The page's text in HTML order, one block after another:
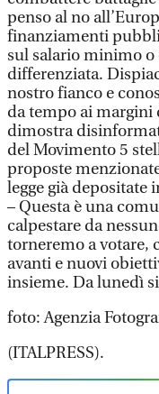
penso al no
finanziamenti
sul salario minimo
differenziata.
nostro fianco e
da tempo ai margini
dimostra
del Movimento 5
proposte
legge già depositate
– Questa è una
calpestare da
torneremo a votare,
avanti e nuovi
insieme. Da lunedì
foto: Agenzia
(ITALPRESS).